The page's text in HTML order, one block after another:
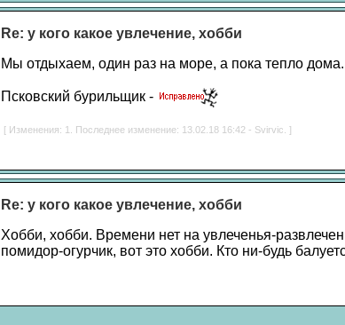
Re: у кого какое увлечение, хобби
Мы отдыхаем, один раз на море, а пока тепло дома.
Псковский бурильщик -
[ Изменения: 1. Последнее изменение: 13.02.18 16:42 - Svirvic. ]
Re: у кого какое увлечение, хобби
Хобби, хобби. Времени нет на увлеченья-
помидор-огурчик, вот это хобби. Кто ни-будь